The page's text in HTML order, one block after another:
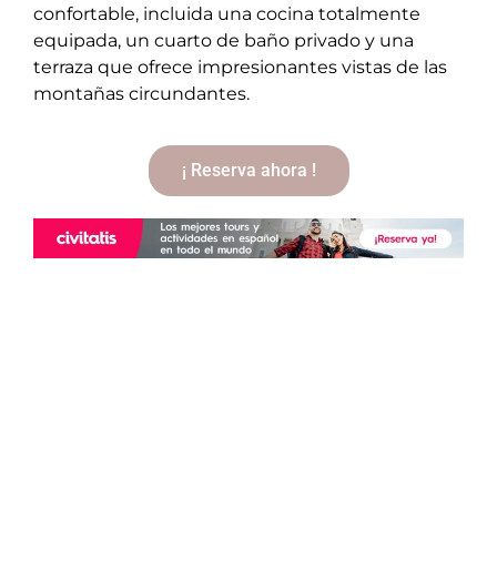
confortable, incluida una cocina totalmente
equipada, un cuarto de baño privado y una
terraza que ofrece impresionantes vistas de las
montañas circundantes.
¡ Reserva ahora !